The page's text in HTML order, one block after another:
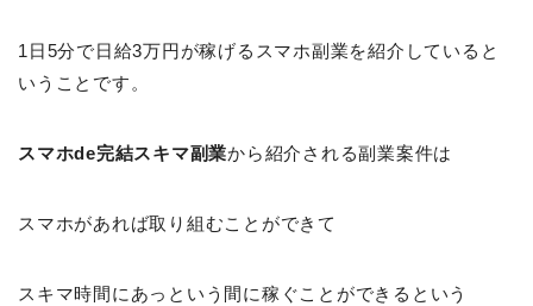
1日5分で日給3万円が稼げるスマホ副業を紹介していると
いうことです。
スマホde完結スキマ副業から紹介される副業案件は
スマホがあれば取り組むことができて
スキマ時間にあっという間に稼ぐことができるという